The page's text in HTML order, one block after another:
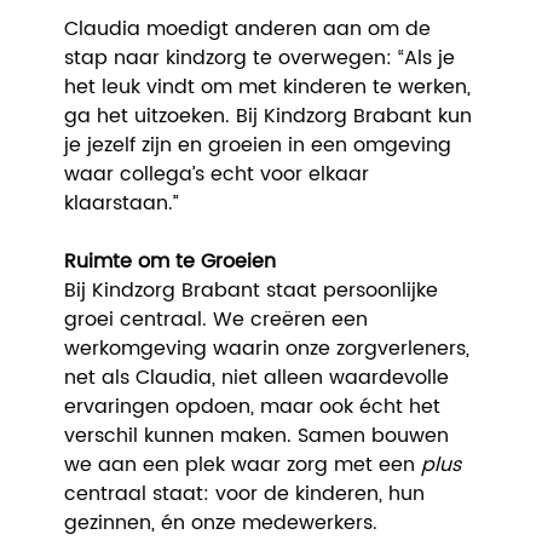
Claudia moedigt anderen aan om de
stap naar kindzorg te overwegen: “Als je
het leuk vindt om met kinderen te werken,
ga het uitzoeken. Bij Kindzorg Brabant kun
je jezelf zijn en groeien in een omgeving
waar collega’s echt voor elkaar
klaarstaan.”
Ruimte om te Groeien
Bij Kindzorg Brabant staat persoonlijke
groei centraal. We creëren een
werkomgeving waarin onze zorgverleners,
net als Claudia, niet alleen waardevolle
ervaringen opdoen, maar ook écht het
verschil kunnen maken. Samen bouwen
we aan een plek waar zorg met een plus
centraal staat: voor de kinderen, hun
gezinnen, én onze medewerkers.